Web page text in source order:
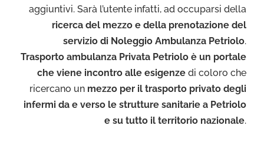
aggiuntivi. Sarà l’utente infatti, ad occuparsi della
ricerca del mezzo e della prenotazione del
servizio di Noleggio Ambulanza Petriolo.
Trasporto ambulanza Privata Petriolo è un portale
che viene incontro alle esigenze di coloro che
ricercano un mezzo per il trasporto privato degli
infermi da e verso le strutture sanitarie a Petriolo
e su tutto il territorio nazionale.